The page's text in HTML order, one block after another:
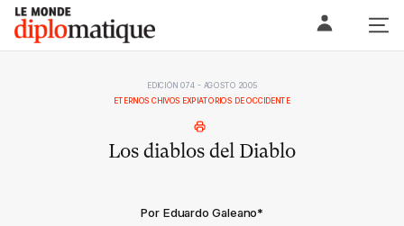
Skip
content
Le monde diplomatique
EDICIÓN 074 - AGOSTO 2005
ETERNOS CHIVOS EXPIATORIOS DE OCCIDENTE
Los diablos del Diablo
Por Eduardo Galeano*